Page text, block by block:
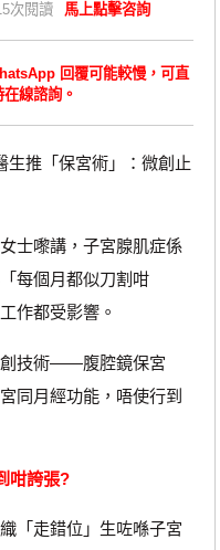
次閱讀 馬上點擊咨詢
回覆可能較慢，可直
線諮詢。
推「保宮術」：微創止
嚟講，子宮腺肌症係
每個月都似刀割咁
作都受影響。
技術——腹腔鏡保宮
同月經功能，唔使行到
咁誇張?
走錯位」生咗喺子宮